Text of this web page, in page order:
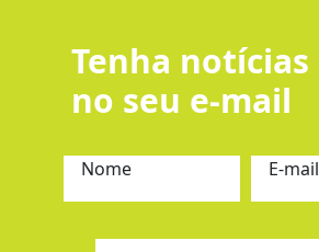
Tenha notícias
no seu e-mail
Nome E-mail